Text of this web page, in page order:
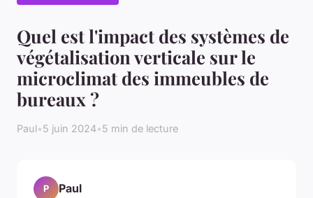
Quel est l'impact des systèmes de
végétalisation verticale sur le
microclimat des immeubles de
bureaux ?
Paul•5 juin 2024•5 min de lecture
P Paul